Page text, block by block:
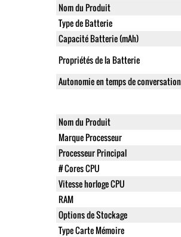
Nom du Produit
Type de Batterie
Capacité Batterie (mAh)
Propriétés de la Batterie
Autonomie en temps de conversation
Nom du Produit
Marque Processeur
Processeur Principal
# Cores CPU
Vitesse horloge CPU
RAM
Options de Stockage
Type Carte Mémoire